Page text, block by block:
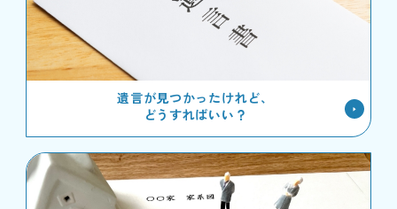
遺言が見つかったけれど、
どうすればいい？